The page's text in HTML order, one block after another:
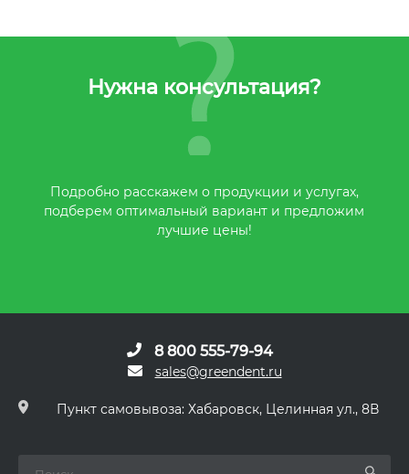
Нужна консультация?
Подробно расскажем о продукции и услугах,
подберем оптимальный вариант и предложим
лучшие цены!
8 800 555-79-94
sales@greendent.ru
Пункт самовывоза: Хабаровск, Целинная ул., 8В